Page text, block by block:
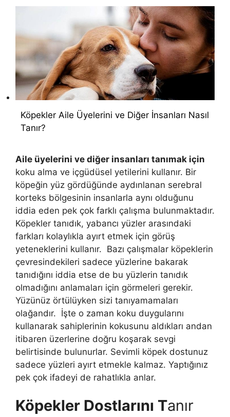
Köpekler Aile Üyelerini ve Diğer İnsanları Nasıl
Tanır?
Aile üyelerini ve diğer insanları tanımak için
koku alma ve içgüdüsel yetilerini kullanır. Bir
köpeğin yüz gördüğünde aydınlanan serebral
korteks bölgesinin insanlarla aynı olduğunu
iddia eden pek çok farklı çalışma bulunmaktadır.
Köpekler tanıdık, yabancı yüzler arasındaki
farkları kolaylıkla ayırt etmek için görüş
yeteneklerini kullanır. Bazı çalışmalar köpeklerin
çevresindekileri sadece yüzlerine bakarak
tanıdığını iddia etse de bu yüzlerin tanıdık
olmadığını anlamaları için görmeleri gerekir.
Yüzünüz örtülüyken sizi tanıyamamaları
olağandır. İşte o zaman koku duygularını
kullanarak sahiplerinin kokusunu aldıkları andan
itibaren üzerlerine doğru koşarak sevgi
belirtisinde bulunurlar. Sevimli köpek dostunuz
sadece yüzleri ayırt etmekle kalmaz. Yaptığınız
pek çok ifadeyi de rahatlıkla anlar.
Köpekler Dostlarını Tanır